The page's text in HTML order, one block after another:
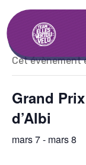
« Tous les
Cet évènement
Grand
d’Albi
mars 7- mars 8